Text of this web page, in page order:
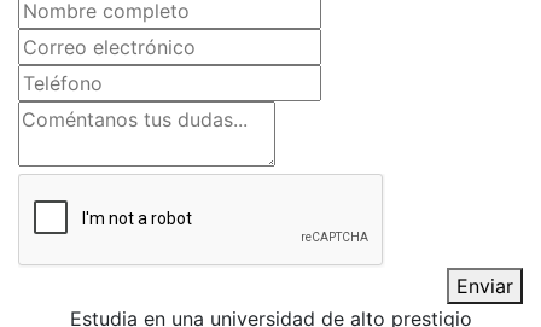
Enviar
Estudia en una universidad de alto prestigio